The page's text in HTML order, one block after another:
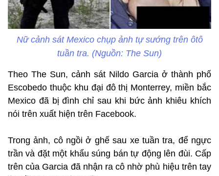
Nữ cảnh sát Mexico chụp ảnh tự sướng trên ôtô
tuần tra. (Nguồn: The Sun)
Theo The Sun, cảnh sát Nildo Garcia ở thành phố
Escobedo thuộc khu đại đô thị Monterrey, miền bắc
Mexico đã bị đình chỉ sau khi bức ảnh khiêu khích
nói trên xuất hiện trên Facebook.
Trong ảnh, cô ngồi ở ghế sau xe tuần tra, để ngực
trần và đặt một khẩu súng bán tự động lên đùi. Cấp
trên của Garcia đã nhận ra cô nhờ phù hiệu trên tay